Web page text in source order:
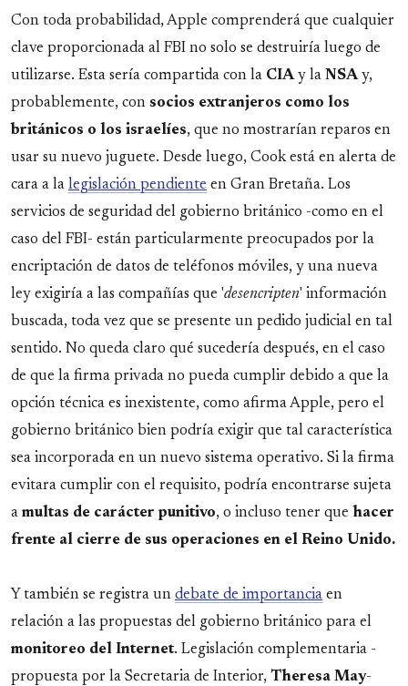
Con toda probabilidad, Apple comprenderá que cualquier
clave proporcionada al FBI no solo se destruiría luego de
utilizarse. Esta sería compartida con la CIAy la NSAy,
probablemente, con socios extranjeros como los
británicos o los israelíes, que no mostrarían reparos en
usar su nuevo juguete. Desde luego, Cook está en alerta de
cara a la legislación pendiente en Gran Bretaña. Los
servicios de seguridad del gobierno británico -como en el
caso del FBI- están particularmente preocupados por la
encriptación de datos de teléfonos móviles, y una nueva
ley exigiría a las compañías que 'desencripten' información
buscada, toda vez que se presente un pedido judicial en tal
sentido. No queda claro qué sucedería después, en el caso
de que la firma privada no pueda cumplir debido a que la
opción técnica es inexistente, como afirma Apple, pero el
gobierno británico bien podría exigir que tal característica
sea incorporada en un nuevo sistema operativo. Si la firma
evitara cumplir con el requisito, podría encontrarse sujeta
a multas de carácter punitivo, o incluso tener que hacer
frente al cierre de sus operaciones en el Reino Unido.
Y también se registra un debate de importancia en
relación a las propuestas del gobierno británico para el
monitoreo del Internet. Legislación complementaria -
propuesta por la Secretaria de Interior, Theresa May-